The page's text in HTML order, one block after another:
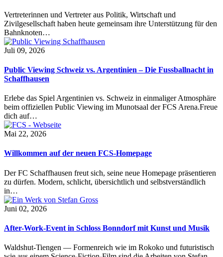
Vertreterinnen und Vertreter aus Politik, Wirtschaft und
Zivilgesellschaft haben heute gemeinsam ihre Unterstützung für den
Bahnknoten…
Juli 09, 2026
Public Viewing Schweiz vs. Argentinien – Die Fussballnacht in
Schaffhausen
Erlebe das Spiel Argentinien vs. Schweiz in einmaliger Atmosphäre
beim offiziellen Public Viewing im Munotsaal der FCS Arena.Freue
dich auf…
Mai 22, 2026
Willkommen auf der neuen FCS-Homepage
Der FC Schaffhausen freut sich, seine neue Homepage präsentieren
zu dürfen. Modern, schlicht, übersichtlich und selbstverständlich
in…
Juni 02, 2026
After-Work-Event in Schloss Bonndorf mit Kunst und Musik
Waldshut-Tiengen — Formenreich wie im Rokoko und futuristisch